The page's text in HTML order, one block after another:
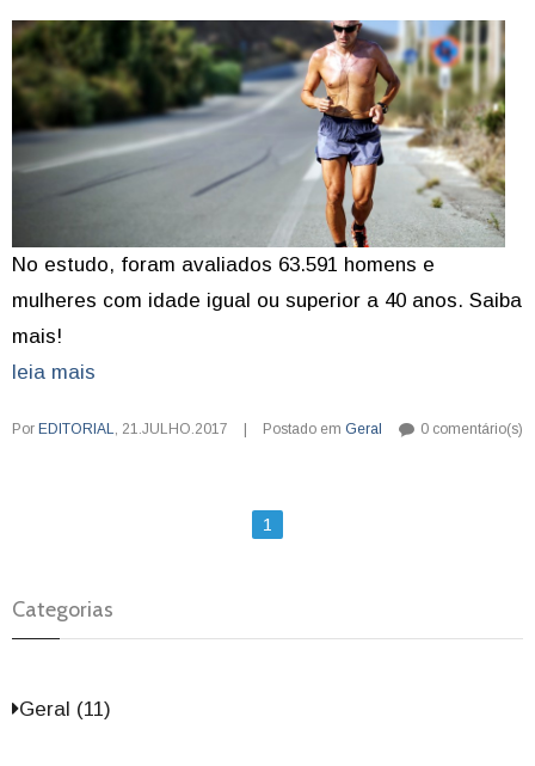
No estudo, foram avaliados 63.591 homens e
mulheres com idade igual ou superior a 40 anos. Saiba
mais!
leia mais
Por EDITORIAL, 21.JULHO.2017 | Postado em Geral 0 comentário(s)
1
Categorias
Geral (11)